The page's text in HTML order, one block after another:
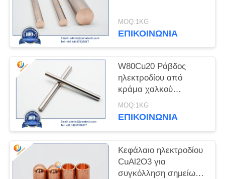
PRIVACY
POLICY
MOQ:1KG
ΕΠΙΚΟΙΝΩΝΊΑ
W80Cu20 Ράβδος
ηλεκτροδίου από
κράμα χαλκού
βολφραμίου
MOQ:1KG
ΕΠΙΚΟΙΝΩΝΊΑ
Κεφάλαιο ηλεκτροδίου
CuAl2O3 για
συγκόλληση σημείων